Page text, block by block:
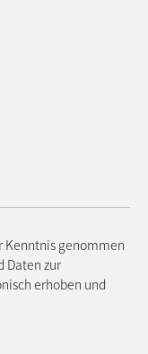
Kenntnis genommen
Daten zur
erhoben und